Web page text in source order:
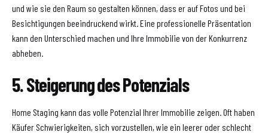
und wie sie den Raum so gestalten können, dass er auf Fotos und bei
Besichtigungen beeindruckend wirkt. Eine professionelle Präsentation
kann den Unterschied machen und Ihre Immobilie von der Konkurrenz
abheben.
5. Steigerung des Potenzials
Home Staging kann das volle Potenzial Ihrer Immobilie zeigen. Oft haben
Käufer Schwierigkeiten, sich vorzustellen, wie ein leerer oder schlecht